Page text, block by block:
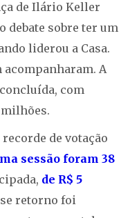
de Ilário Keller
debate sobre ter um
liderou a Casa.
A
com
de votação
sessão foram 38
de R$ 5
retorno foi